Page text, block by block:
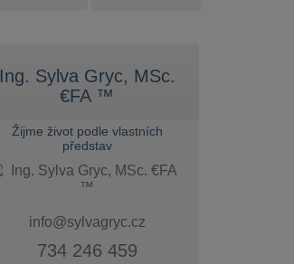
Ing. Sylva Gryc, MSc.
€FA ™
Žijme život podle vlastních
představ
info@sylvagryc.cz
734 246 459